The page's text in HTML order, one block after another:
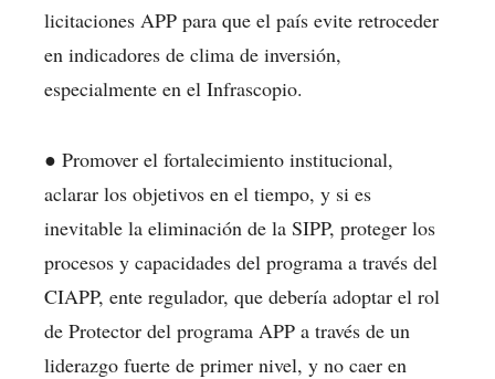
licitaciones APP para que el país evite retroceder
en indicadores de clima de inversión,
especialmente en el Infrascopio.
● Promover el fortalecimiento institucional,
aclarar los objetivos en el tiempo, y si es
inevitable la eliminación de la SIPP, proteger los
procesos y capacidades del programa a través del
CIAPP, ente regulador, que debería adoptar el rol
de Protector del programa APP a través de un
liderazgo fuerte de primer nivel, y no caer en